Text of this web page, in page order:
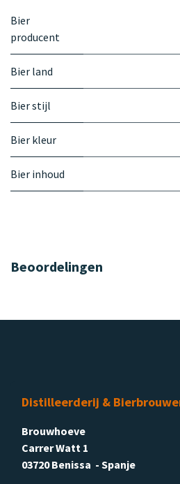
Bier
producent
Bier land
Bier stijl
Bier kleur
Bier inhoud
Beoordelingen
Distilleerderij &
Brouwhoeve
Carrer Watt 1
03720 Benissa - Spanje